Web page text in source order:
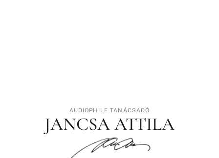
AUDIOPHILE TANÁCSADÓ
JANCSA ATTILA